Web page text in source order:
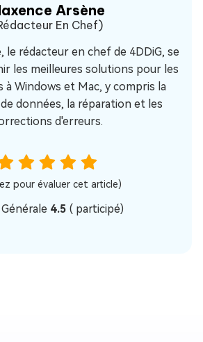
Arsène
En Chef)
le rédacteur en chef de 4DDiG, se
les meilleures solutions pour les
à Windows et Mac, y compris la
données, la réparation et les
d'erreurs.
pour évaluer cet article)
4.5 (participé)